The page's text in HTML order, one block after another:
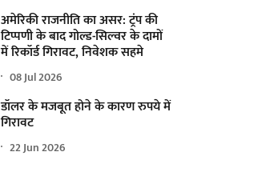
अमेरिकी राजनीति का असर: ट्रंप की
टिप्पणी के बाद गोल्ड-सिल्वर के दामों
में रिकॉर्ड गिरावट, निवेशक सहमे
08 Jul 2026
डॉलर के मजबूत होने के कारण रुपये में
गिरावट
22 Jun 2026